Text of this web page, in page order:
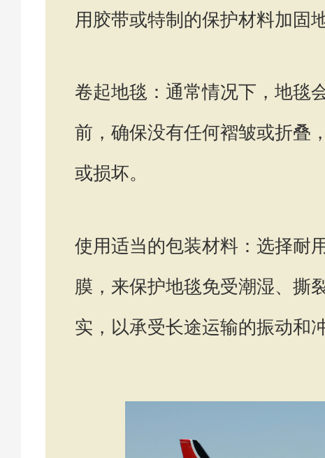
用胶带或特制的保护材料加固
卷起地毯：通常情况下，地毯
前，确保没有任何褶皱或折叠
或损坏。
使用适当的包装材料：选择耐
膜，来保护地毯免受潮湿、撕
实，以承受长途运输的振动和冲